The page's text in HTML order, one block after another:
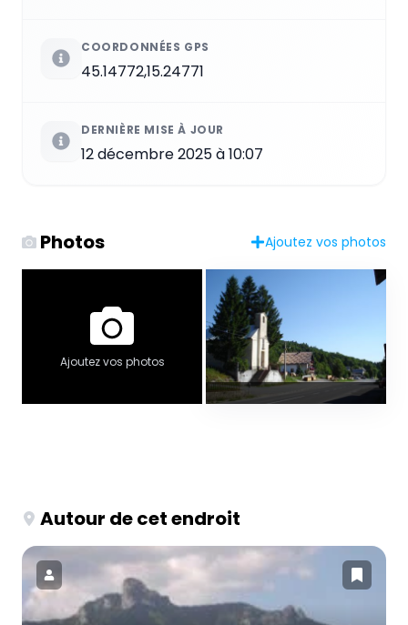
COORDONNÉES GPS
45.14772,15.24771
DERNIÈRE MISE À JOUR
12 décembre 2025 à 10:07
Photos Ajoutez vos photos
Ajoutez vos photos
Autour de cet endroit